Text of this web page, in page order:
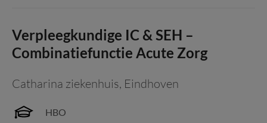
Verpleegkundige IC & SEH –
Combinatiefunctie Acute Zorg
Catharina ziekenhuis, Eindhoven
HBO